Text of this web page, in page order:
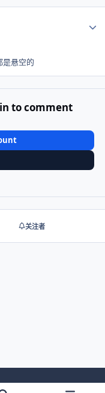
是悬空的
to comment
关注者